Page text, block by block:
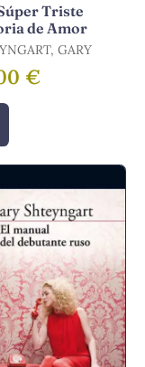
Triste
de Amor
GARY
€